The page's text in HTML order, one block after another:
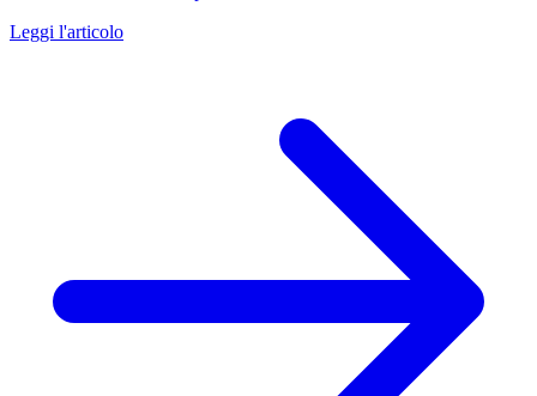
Leggi l'articolo